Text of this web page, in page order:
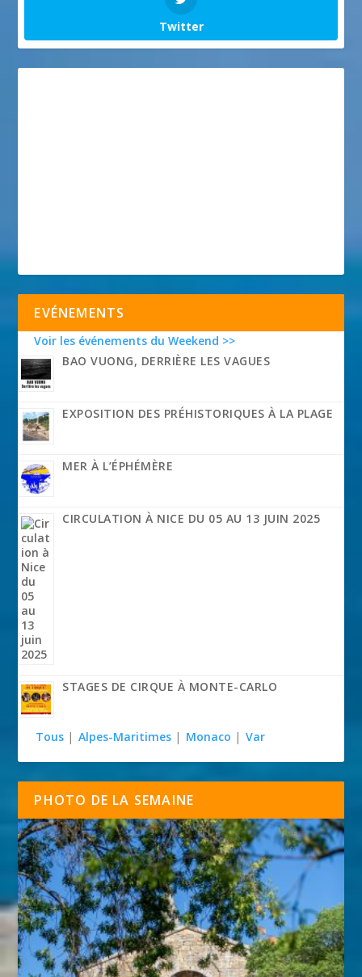
Twitter
EVÉNEMENTS
Voir les événements du Weekend >>
BAO VUONG, DERRIÈRE LES VAGUES
EXPOSITION DES PRÉHISTORIQUES À LA PLAGE
MER À L’ÉPHÉMÈRE
CIRCULATION À NICE DU 05 AU 13 JUIN 2025
STAGES DE CIRQUE À MONTE-CARLO
Tous | Alpes-Maritimes | Monaco | Var
PHOTO DE LA SEMAINE